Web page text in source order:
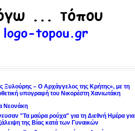
Ξυλούρης – Ο Αρχάγγελος της Κρήτης», με τη
υπογραφή του Νικορέστη Χανιωτάκη
Νεονάκη
"Τα μαύρα ρούχα" για τη Διεθνή Ημέρα για
της Βίας κατά των Γυναικών